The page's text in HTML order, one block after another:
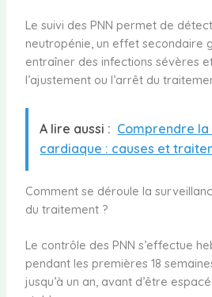
Le suivi des PNN permet de
neutropénie, un effet secondaire
entraîner des infections sévères
l’ajustement ou l’arrêt du
A lire aussi : Comprendre
cardiaque : causes et
Comment se déroule la
du traitement ?
Le contrôle des PNN s’effectue
pendant les premières 18
jusqu’à un an, avant d’être